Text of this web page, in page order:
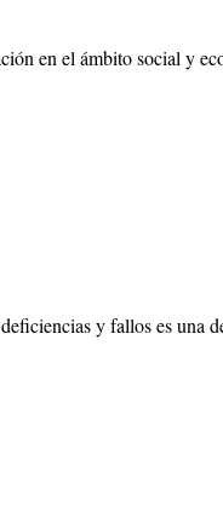
en el ámbito social y
y fallos es una